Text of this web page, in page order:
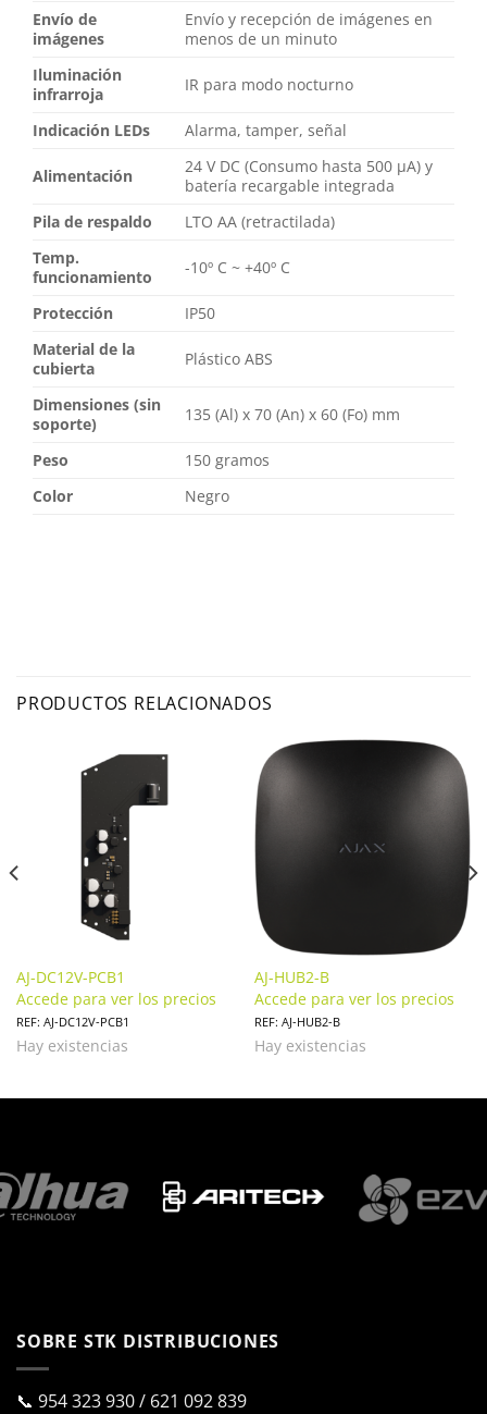
Envío de
imágenes
Envío y recepción de imágenes en
menos de un minuto
Iluminación
infrarroja
IR para modo nocturno
Indicación LEDs Alarma, tamper, señal
Alimentación
24 V DC (Consumo hasta 500 µA) y
batería recargable integrada
Pila de respaldo
LTO AA (retractilada)
Temp.
funcionamiento
-10º C ~ +40º C
Protección
IP50
Material de la
cubierta
Plástico ABS
Dimensiones (sin
soporte)
135 (Al) x 70 (An) x 60 (Fo) mm
Peso
150 gramos
Color
Negro
PRODUCTOS RELACIONADOS
AJ-DC12V-PCB1
Accede para ver los precios
REF: AJ-DC12V-PCB1
Hay existencias
AJ-HUB2-B
Accede para ver los precios
REF: AJ-HUB2-B
Hay existencias
SOBRE STK DISTRIBUCIONES
📞 954 323 930/ 621 092 839